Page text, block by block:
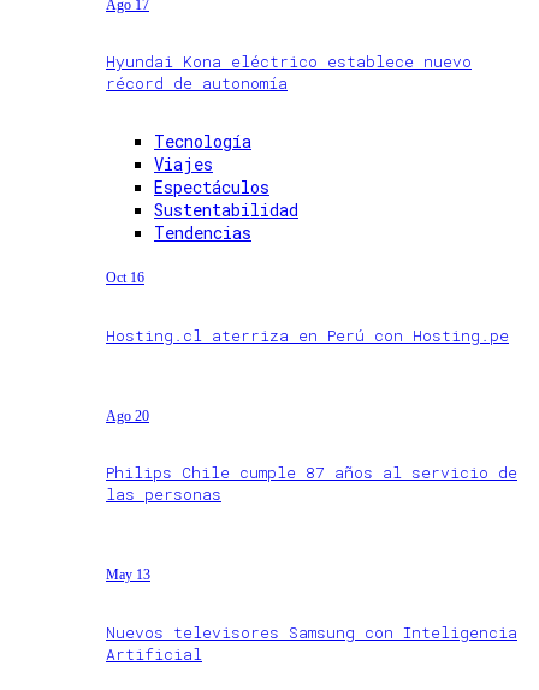
Ago 17
Hyundai Kona eléctrico establece nuevo
récord de autonomía
Tecnología
Viajes
Espectáculos
Sustentabilidad
Tendencias
Oct 16
Hosting.cl aterriza en Perú con Hosting.pe
Ago 20
Philips Chile cumple 87 años al servicio de
las personas
May 13
Nuevos televisores Samsung con Inteligencia
Artificial